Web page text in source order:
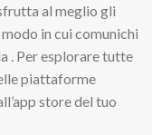
al meglio gli
in cui comunichi
. Per esplorare tutte
piattaforme
store del tuo